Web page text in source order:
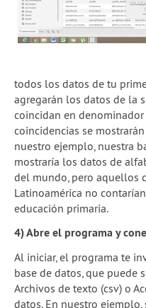
todos los datos de tu
agregarán los datos de la
coincidan en
coincidencias se
nuestro ejemplo, nuestra
mostraría los datos de
del mundo, pero aquellos
Latinoamérica no
educación primaria.
4) Abre el programa y
Al iniciar, el programa te
base de datos, que puede
Archivos de texto (csv) o
datos. En nuestro